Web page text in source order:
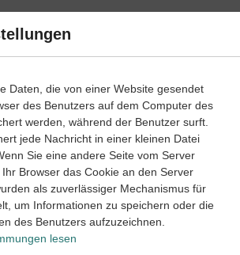
Schülerlexikon
Chemie Deutsch Englisch
Geschichte Latein Mathematik
Daten, die von einer Website gesendet
des Benutzers auf dem Computer des
werden, während der Benutzer surft.
jede Nachricht in einer kleinen Datei
Sie eine andere Seite vom Server
Browser das Cookie an den Server
als zuverlässiger Mechanismus für
um Informationen zu speichern oder die
des Benutzers aufzuzeichnen.
lesen